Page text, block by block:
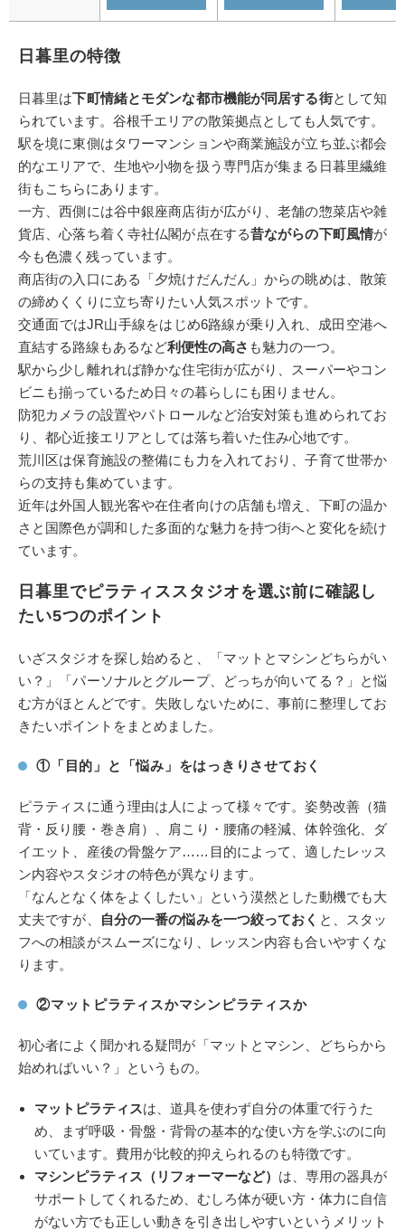
日暮里の特徴
日暮里は下町情緒とモダンな都市機能が同居する街として知
られています。谷根千エリアの散策拠点としても人気です。
駅を境に東側はタワーマンションや商業施設が立ち並ぶ都会
的なエリアで、生地や小物を扱う専門店が集まる日暮里繊維
街もこちらにあります。
一方、西側には谷中銀座商店街が広がり、老舗の惣菜店や雑
貨店、心落ち着く寺社仏閣が点在する昔ながらの下町風情が
今も色濃く残っています。
商店街の入口にある「夕焼けだんだん」からの眺めは、散策
の締めくくりに立ち寄りたい人気スポットです。
交通面ではJR山手線をはじめ6路線が乗り入れ、成田空港へ
直結する路線もあるなど利便性の高さ も魅力の一つ。
駅から少し離れれば静かな住宅街が広がり、スーパーやコン
ビニも揃っているため日々の暮らしにも困りません。
防犯カメラの設置やパトロールなど治安対策も進められてお
り、都心近接エリアとしては落ち着いた住み心地です。
荒川区は保育施設の整備にも力を入れており、子育て世帯か
らの支持も集めています。
近年は外国人観光客や在住者向けの店舗も増え、下町の温か
さと国際色が調和した多面的な魅力を持つ街へと変化を続け
ています。
日暮里でピラティススタジオを選ぶ前に確認し
たい5つのポイント
いざスタジオを探し始めると、「マットとマシンどちらがい
い？」「パーソナルとグループ、どっちが向いてる？」と悩
む方がほとんどです。失敗しないために、事前に整理してお
きたいポイントをまとめました。
①「目的」と「悩み」をはっきりさせておく
ピラティスに通う理由は人によって様々です。姿勢改善（猫
背・反り腰・巻き肩）、肩こり・腰痛の軽減、体幹強化、ダ
イエット、産後の骨盤ケア……目的によって、適したレッス
ン内容やスタジオの特色が異なります。
「なんとなく体をよくしたい」という漠然とした動機でも大
丈夫ですが、
自分の一番の悩みを一つ絞っておく と、スタッ
フへの相談がスムーズになり、レッスン内容も合いやすくな
ります。
②マットピラティスかマシンピラティスか
初心者によく聞かれる疑問が「マットとマシン、どちらから
始めればいい？」というもの。
マットピラティスは、道具を使わず自分の体重で行うた
め、まず呼吸・骨盤・背骨の基本的な使い方を学ぶのに向
いています。費用が比較的抑えられるのも特徴です。
マシンピラティス（リフォーマーなど） は、専用の器具が
サポートしてくれるため、むしろ体が硬い方・体力に自信
がない方でも正しい動きを引き出しやすいというメリット